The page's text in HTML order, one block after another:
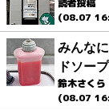
(08.07
みんな
ドソープ
鈴木さくら
(08.07